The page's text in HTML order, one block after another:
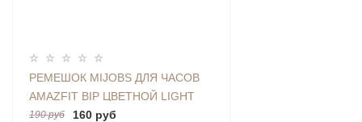
РЕМЕШОК MIJOBS ДЛЯ ЧАСОВ
AMAZFIT BIP ЦВЕТНОЙ LIGHT
BLUE
190 руб 160 руб